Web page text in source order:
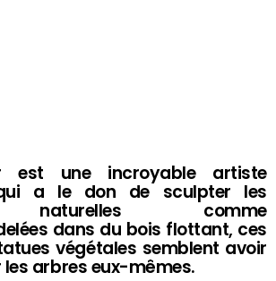
est une incroyable artiste
a le don de sculpter les
naturelles comme
dans du bois flottant, ces
végétales semblent avoir
arbres eux-mêmes.